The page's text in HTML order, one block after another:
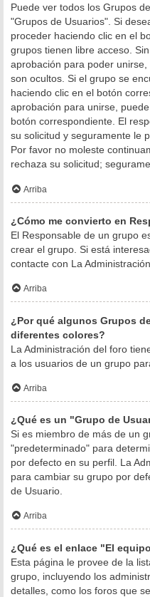
Puede ver todos los Grupos
"Grupos de Usuarios". Si
proceder haciendo clic en el
grupos tienen libre acceso.
aprobación para poder
son ocultos. Si el grupo se
haciendo clic en el botón
aprobación para unirse,
botón correspondiente. El
su solicitud y seguramente le
Por favor no moleste
rechaza su solicitud;
Arriba
¿Cómo me convierto en
El Responsable de un grupo
crear el grupo. Si está
contacte con La Administración.
Arriba
¿Por qué algunos Grupos
diferentes colores?
La Administración del foro
a los usuarios de un grupo
Arriba
¿Qué es un "Grupo de
Si es miembro de más de un
"predeterminado" para
por defecto en su perfil. La
para cambiar su grupo por
de Usuario.
Arriba
¿Qué es el enlace "El
Esta página le provee de la
grupo, incluyendo los
detalles, como los foros que